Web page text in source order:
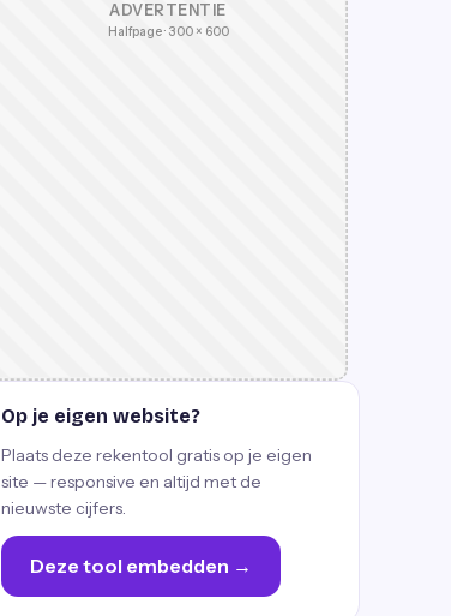
ADVERTENTIE
Halfpage · 300 × 600
Op je eigen website?
Plaats deze rekentool gratis op je eigen
site — responsive en altijd met de
nieuwste cijfers.
Deze tool embedden →